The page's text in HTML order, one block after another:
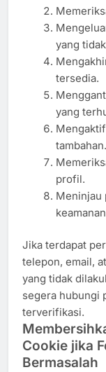
yang
tersedia.
yang
tambahan.
profil.
Meninjau
Jika terdapat
telepon, email,
yang tidak
segera hubungi
terverifikasi.
Cookie jika
Bermasalah